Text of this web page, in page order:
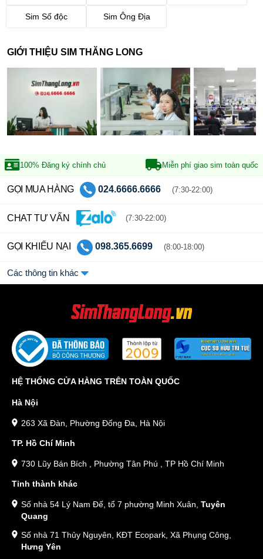
Sim Số độc Sim Ông Địa
GIỚI THIỆU SIM THĂNG LONG
100% Đăng ký chính chủ Miễn phí giao sim toàn quốc
GỌI MUA HÀNG 024.6666.6666 (7:30-22:00)
CHAT TƯ VẤN (7:30-22:00)
GỌI KHIẾU NẠI 098.365.6699 (8:00-18:00)
Các thông tin khác
HỆ THỐNG CỬA HÀNG TRÊN TOÀN QUỐC
Hà Nội
263 Xã Đàn, Phường Đống Đa, Hà Nội
TP. Hồ Chí Minh
730 Lũy Bán Bích , Phường Tân Phú , TP Hồ Chí Minh
Tỉnh thành khác
Số nhà 54 Lý Nam Đế, tổ 7 phường Minh Xuân, Tuyên
Quang
Số nhà 71 Thủy Nguyên, KĐT Ecopark, Xã Phụng Công,
Hưng Yên